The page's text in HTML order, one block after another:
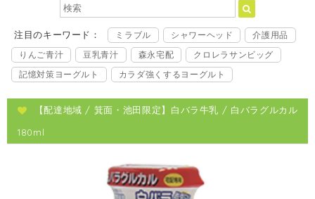
注目のキーワード： ミラブル シャワーヘッド
介護用品
りんご青汁
豆乳青汁 森永宅配
クロレラサンビッグ
記憶対策ヨーグルト
カラダ強くするヨーグルト
【配達地域 / 箕面・池田限定】白バラ牛乳 / 白バラグルカル
180ml